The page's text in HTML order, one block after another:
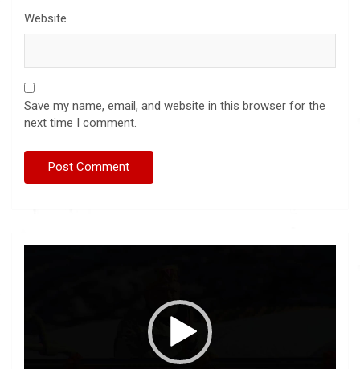
Website
Save my name, email, and website in this browser for the
next time I comment.